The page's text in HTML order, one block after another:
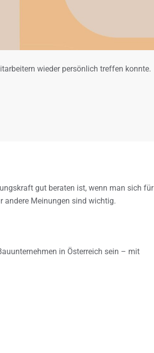
wieder persönlich treffen konnte.
gut beraten ist, wenn man sich für
andere Meinungen sind wichtig.
in Österreich sein – mit